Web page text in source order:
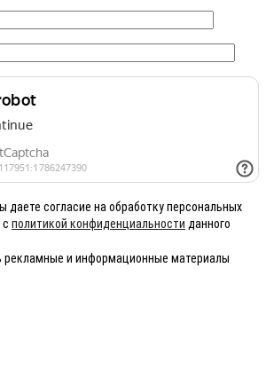
даете согласие на обработку персональных
политикой конфиденциальности данного
рекламные и информационные материалы